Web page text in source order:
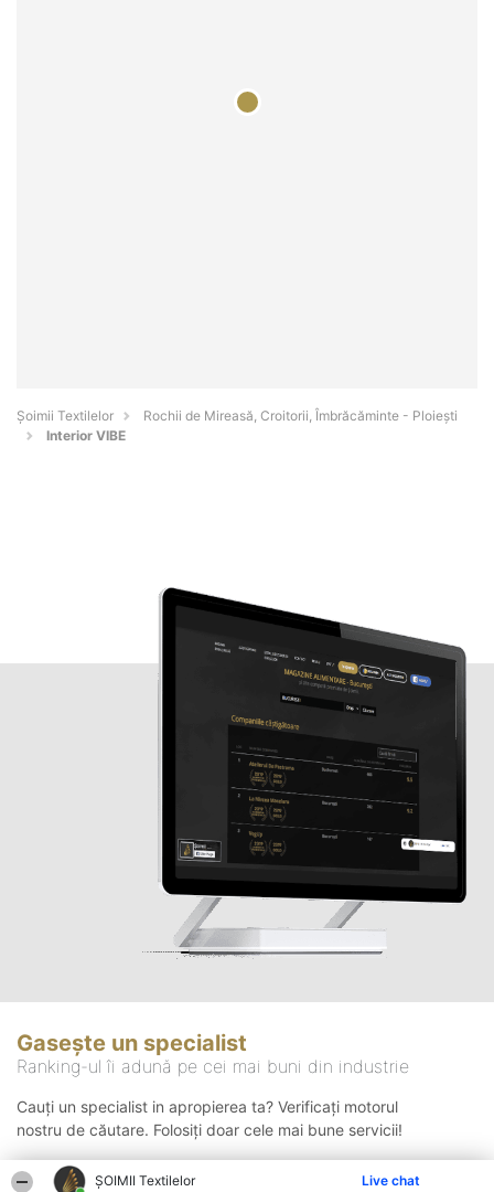
ȘOIMII Textilelor Live chat
Șoimii Textilelor
Rochii de Mireasă, Croitorii, Îmbrăcăminte - Ploieşti
Interior VIBE
Gasește un specialist
Ranking-ul îi adună pe cei mai buni din industrie
Cauți un specialist in apropierea ta? Verificați motorul
nostru de căutare. Folosiți doar cele mai bune servicii!